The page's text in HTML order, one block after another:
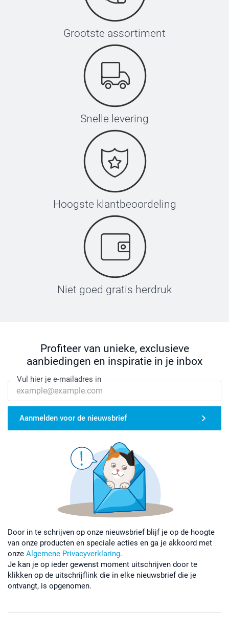
Grootste assortiment
Snelle levering
Hoogste klantbeoordeling
Niet goed gratis herdruk
Profiteer van unieke, exclusieve
aanbiedingen en inspiratie in je inbox
Vul hier je e-mailadres in
Aanmelden voor de nieuwsbrief
Door in te schrijven op onze nieuwsbrief blijf je op de hoogte
van onze producten en speciale acties en ga je akkoord met
onze Algemene Privacyverklaring.
Je kan je op ieder gewenst moment uitschrijven door te
klikken op de uitschrijflink die in elke nieuwsbrief die je
ontvangt, is opgenomen.